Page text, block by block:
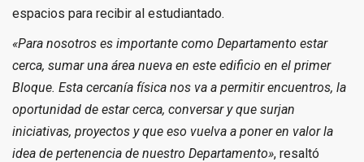
espacios para recibir al estudiantado.
«Para nosotros es importante como Departamento estar
cerca, sumar una área nueva en este edificio en el primer
Bloque. Esta cercanía física nos va a permitir encuentros, la
oportunidad de estar cerca, conversar y que surjan
iniciativas, proyectos y que eso vuelva a poner en valor la
idea de pertenencia de nuestro Departamento», resaltó